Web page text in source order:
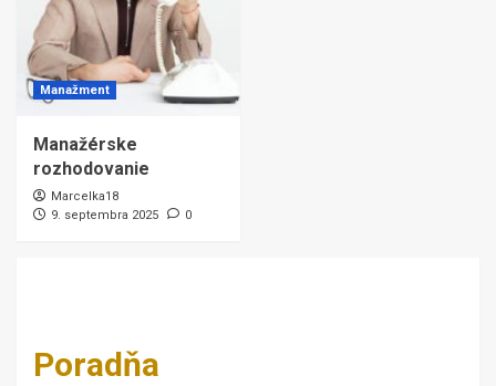
Manažment
Manažérske
rozhodovanie
Marcelka18
9. septembra 2025
0
Poradňa